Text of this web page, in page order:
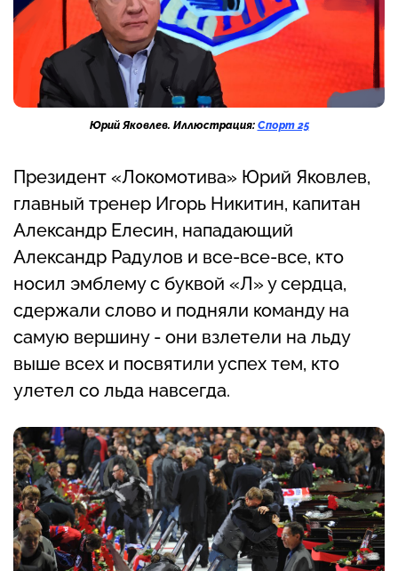
Юрий Яковлев. Иллюстрация: Спорт 25
Президент «Локомотива» Юрий Яковлев,
главный тренер Игорь Никитин, капитан
Александр Елесин, нападающий
Александр Радулов и все-все-все, кто
носил эмблему с буквой «Л» у сердца,
сдержали слово и подняли команду на
самую вершину - они взлетели на льду
выше всех и посвятили успех тем, кто
улетел со льда навсегда.